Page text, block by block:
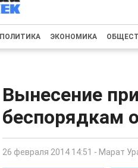
ПОЛИТИКА ЭКОНОМИКА
Вынесение
беспорядкам
26 февраля 2014 14:51 - Марат